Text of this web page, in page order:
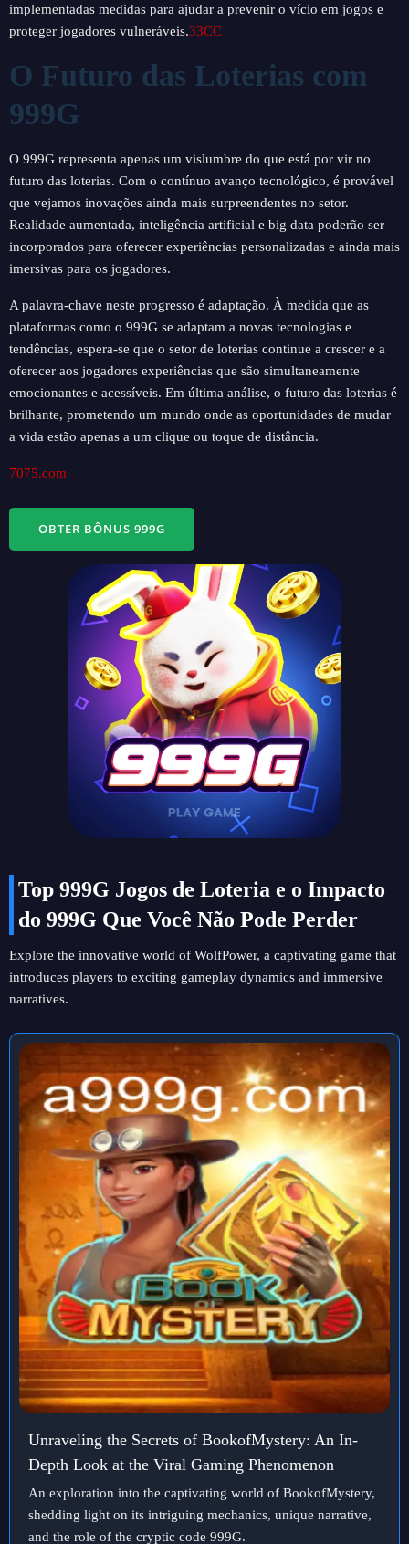
implementadas medidas para ajudar a prevenir o vício em jogos e
proteger jogadores vulneráveis.33CC
O Futuro das Loterias com
999G
O 999G representa apenas um vislumbre do que está por vir no
futuro das loterias. Com o contínuo avanço tecnológico, é provável
que vejamos inovações ainda mais surpreendentes no setor.
Realidade aumentada, inteligência artificial e big data poderão ser
incorporados para oferecer experiências personalizadas e ainda mais
imersivas para os jogadores.
A palavra-chave neste progresso é adaptação. À medida que as
plataformas como o 999G se adaptam a novas tecnologias e
tendências, espera-se que o setor de loterias continue a crescer e a
oferecer aos jogadores experiências que são simultaneamente
emocionantes e acessíveis. Em última análise, o futuro das loterias é
brilhante, prometendo um mundo onde as oportunidades de mudar
a vida estão apenas a um clique ou toque de distância.
7075.com
OBTER BÔNUS 999G
Top 999G Jogos de Loteria e o Impacto
do 999G Que Você Não Pode Perder
Explore the innovative world of WolfPower, a captivating game that
introduces players to exciting gameplay dynamics and immersive
narratives.
Unraveling the Secrets of BookofMystery: An In-
Depth Look at the Viral Gaming Phenomenon
An exploration into the captivating world of BookofMystery,
shedding light on its intriguing mechanics, unique narrative,
and the role of the cryptic code 999G.